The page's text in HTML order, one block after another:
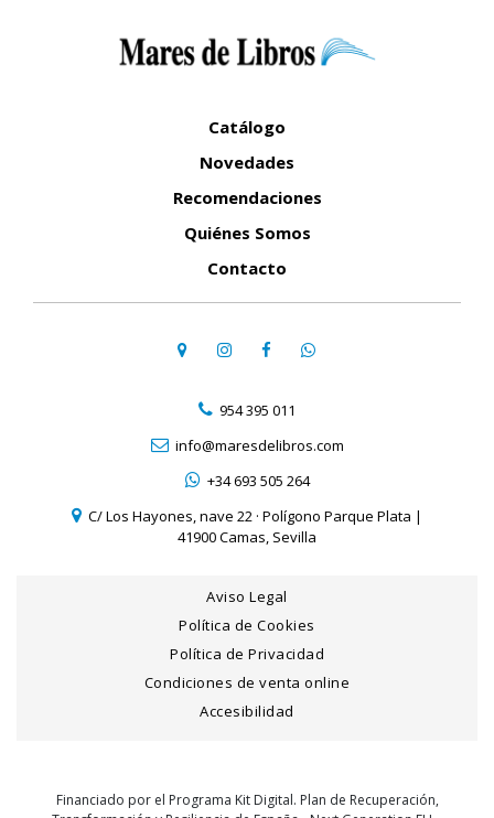
Catálogo
Novedades
Recomendaciones
Quiénes Somos
Contacto
954 395 011
info@maresdelibros.com
+34 693 505 264
C/ Los Hayones, nave 22 · Polígono Parque Plata |
41900 Camas, Sevilla
Aviso Legal
Política de Cookies
Política de Privacidad
Condiciones de venta online
Accesibilidad
Financiado por el Programa Kit Digital. Plan de Recuperación,